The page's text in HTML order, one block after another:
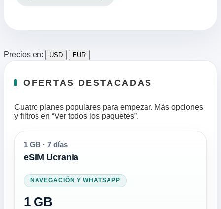
Precios en: USD EUR
OFERTAS DESTACADAS
Cuatro planes populares para empezar. Más opciones
y filtros en “Ver todos los paquetes”.
1 GB · 7 días
eSIM Ucrania
NAVEGACIÓN Y WHATSAPP
1 GB